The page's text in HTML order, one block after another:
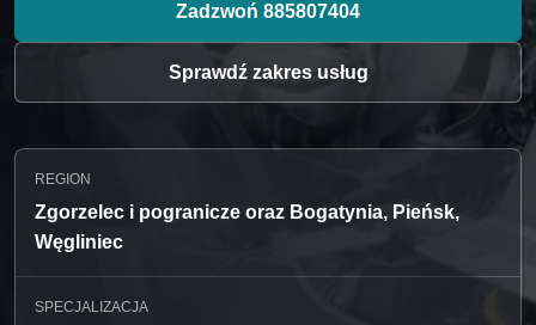
Zadzwoń 885807404
Sprawdź zakres usług
REGION
Zgorzelec i pogranicze oraz Bogatynia, Pieńsk,
Węgliniec
SPECJALIZACJA